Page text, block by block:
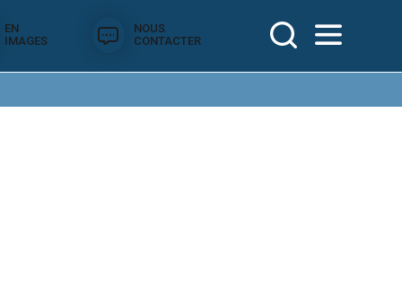
EN
IMAGES
NOUS
CONTACTER